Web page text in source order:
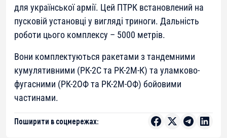
для української армії. Цей ПТРК встановлений на
пусковій установці у вигляді триноги. Дальність
роботи цього комплексу – 5000 метрів.
Вони комплектуються ракетами з тандемними
кумулятивними (РК-2С та РК-2М-К) та уламково-
фугасними (РК-2ОФ та РК-2М-ОФ) бойовими
частинами.
Поширити в соцмережах: